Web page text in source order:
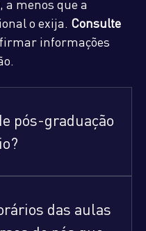
, a menos que a
o exija. Consulte
informações
pós-graduação
das aulas